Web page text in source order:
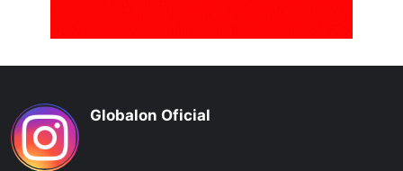
Globalon Oficial